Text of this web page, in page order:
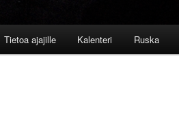
Tietoa ajajille Kalenteri Ruska